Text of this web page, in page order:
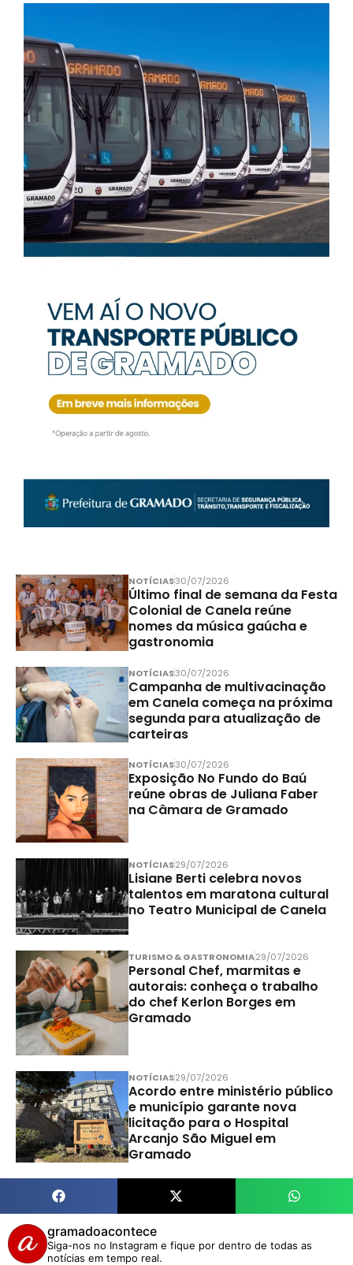
NOTÍCIAS30/07/2026
Último final de semana da Festa
Colonial de Canela reúne
nomes da música gaúcha e
gastronomia
NOTÍCIAS30/07/2026
Campanha de multivacinação
em Canela começa na próxima
segunda para atualização de
carteiras
NOTÍCIAS30/07/2026
Exposição No Fundo do Baú
reúne obras de Juliana Faber
na Câmara de Gramado
NOTÍCIAS29/07/2026
Lisiane Berti celebra novos
talentos em maratona cultural
no Teatro Municipal de Canela
TURISMO & GASTRONOMIA29/07/2026
Personal Chef, marmitas e
autorais: conheça o trabalho
do chef Kerlon Borges em
Gramado
NOTÍCIAS29/07/2026
Acordo entre ministério público
e município garante nova
licitação para o Hospital
Arcanjo São Miguel em
Gramado
gramadoacontece
Siga-nos no Instagram e fique por dentro de todas as
notícias em tempo real.